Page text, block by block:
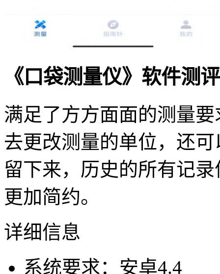
《口袋测量仪》软件测
满足了方方面面的测量
去更改测量的单位，还
留下来，历史的所有记
更加简约。
详细信息
系统要求：安卓4.4